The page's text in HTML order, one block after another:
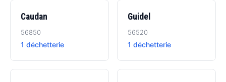
Caudan
56850
1 déchetterie
Guidel
56520
1 déchetterie